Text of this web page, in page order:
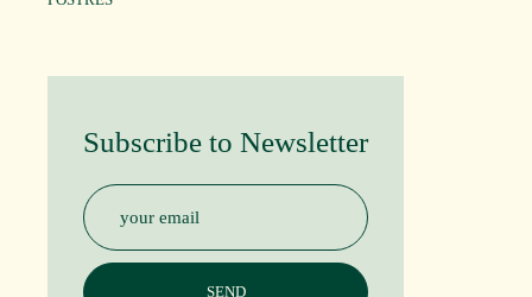
Subscribe to Newsletter